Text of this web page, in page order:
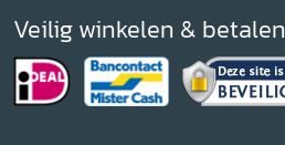
Veilig winkelen & betalen